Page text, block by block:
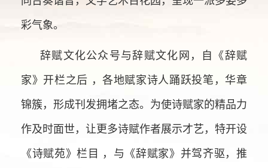
彩气象。
辞赋文化公众号与辞赋文化网，自《辞赋
家》开栏之后 ，各地赋家诗人踊跃投笔，华章
锦簇，形成刊发拥堵之态。为使诗赋家的精品力
作及时面世，让更多诗赋作者展示才艺，特开设
《诗赋苑》栏目 ，与《辞赋家》并驾齐驱，推